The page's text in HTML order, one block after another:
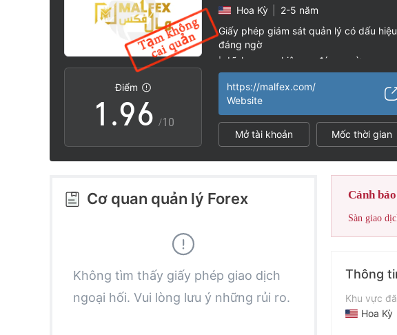
Điểm
0
1
2
3
5
6
.
7
8
9
4
5
6
7
8
/10
Hoa Kỳ
2-5 năm
Giấy phép giám sát quản lý có dấu hiệu
đáng ngờ
| Lĩnh vực nghiệp vụ đáng ngờ
|
https://malfex.com/
Website
Mở tài khoản Mốc thời gian
Cơ quan quản lý Forex
Không tìm thấy giấy phép giao dịch
ngoại hối. Vui lòng lưu ý những rủi ro.
Cảnh
Sàn giao
Thông
Khu vực
Hoa Kỳ